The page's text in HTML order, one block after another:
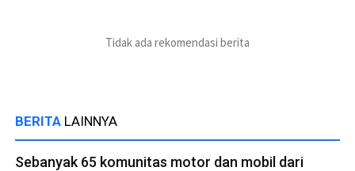
Tidak ada rekomendasi berita
BERITA LAINNYA
Sebanyak 65 komunitas motor dan mobil dari